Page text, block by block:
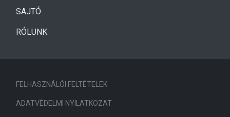
SAJTÓ
RÓLUNK
FELHASZNÁLÓI FELTÉTELEK
ADATVÉDELMI NYILATKOZAT